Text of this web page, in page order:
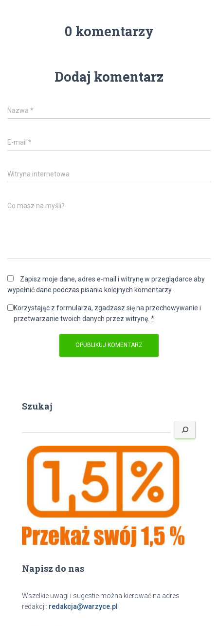
0 komentarzy
Dodaj komentarz
Nazwa *
E-mail *
Witryna internetowa
Co masz na myśli?
Zapisz moje dane, adres e-mail i witrynę w przeglądarce aby
wypełnić dane podczas pisania kolejnych komentarzy.
Korzystając z formularza, zgadzasz się na przechowywanie i
przetwarzanie twoich danych przez witrynę. *
Szukaj
z
Napisz do nas
Wszelkie uwagi i sugestie można kierować na adres
redakcji: redakcja@warzyce.pl